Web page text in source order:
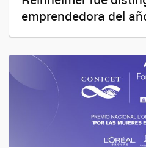
emprendedora del